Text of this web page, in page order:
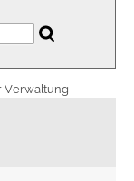
Verwaltung